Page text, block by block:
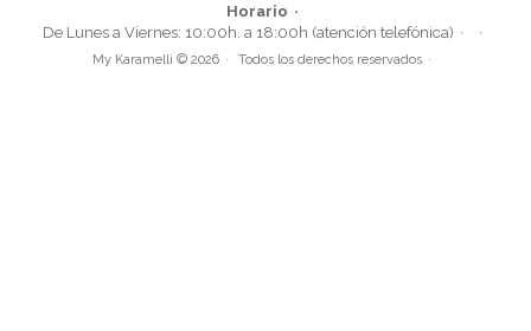
Horario
De Lunes a Viernes: 10:00h. a 18:00h (atención telefónica)
My Karamelli © 2026 Todos los derechos reservados